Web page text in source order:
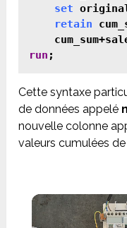
set
retain
run
Cette syntaxe
de données appelé
nouvelle colonne
valeurs cumulées